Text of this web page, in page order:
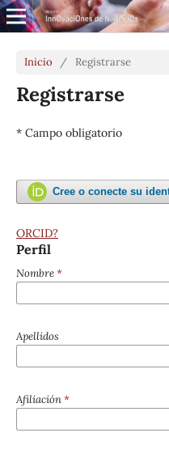
Inicio / Registrarse
Registrarse
* Campo obligatorio
Cree o conecte su
ORCID?
Perfil
Nombre*
Apellidos
Afiliación*